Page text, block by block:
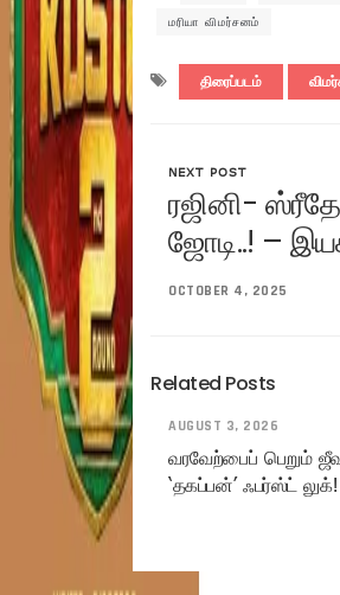
மரியா விமர்சனம்
திரைப்படம்
NEXT POST
ரஜினி-
ஜோடி..! –
OCTOBER 4, 2025
Related Posts
AUGUST 3, 2026
வரவேற்பைப் பெறும்
‘தகப்பன்’ ஃபர்ஸ்ட் லுக்!